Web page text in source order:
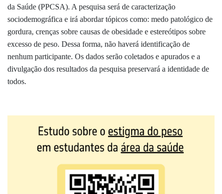
da Saúde (PPCSA). A pesquisa será de caracterização
sociodemográfica e irá abordar tópicos como: medo patológico de
gordura, crenças sobre causas de obesidade e estereótipos sobre
excesso de peso. Dessa forma, não haverá identificação de
nenhum participante. Os dados serão coletados e apurados e a
divulgação dos resultados da pesquisa preservará a identidade de
todos.